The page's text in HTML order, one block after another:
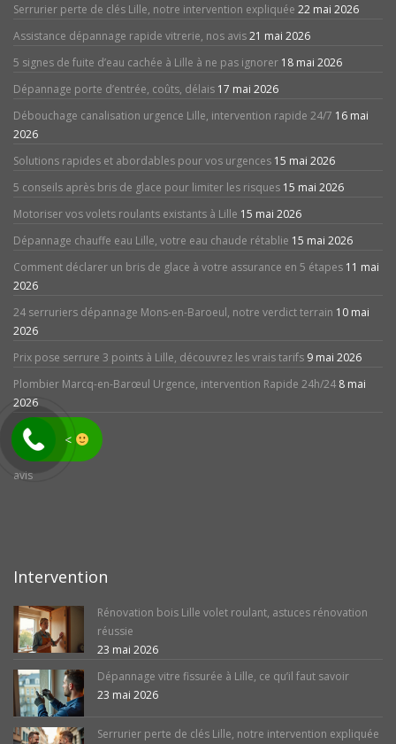
Serrurier perte de clés Lille, notre intervention expliquée 22 mai 2026
Assistance dépannage rapide vitrerie, nos avis21 mai 2026
5 signes de fuite d’eau cachée à Lille à ne pas ignorer 18 mai 2026
Dépannage porte d’entrée, coûts, délais 17 mai 2026
Débouchage canalisation urgence Lille, intervention rapide 24/7 16 mai
2026
Solutions rapides et abordables pour vos urgences 15 mai 2026
5 conseils après bris de glace pour limiter les risques 15 mai 2026
Motoriser vos volets roulants existants à Lille 15 mai 2026
Dépannage chauffe eau Lille, votre eau chaude rétablie 15 mai 2026
Comment déclarer un bris de glace à votre assurance en 5 étapes 11 mai
2026
24 serruriers dépannage Mons-en-Baroeul, notre verdict terrain 10 mai
2026
Prix pose serrure 3 points à Lille, découvrez les vrais tarifs 9 mai 2026
Plombier Marcq-en-Barœul Urgence, intervention Rapide 24h/24 8 mai
2026
avis
Intervention
Rénovation bois Lille volet roulant, astuces rénovation
réussie
23 mai 2026
Dépannage vitre fissurée à Lille, ce qu’il faut savoir
23 mai 2026
Serrurier perte de clés Lille, notre intervention expliquée
<